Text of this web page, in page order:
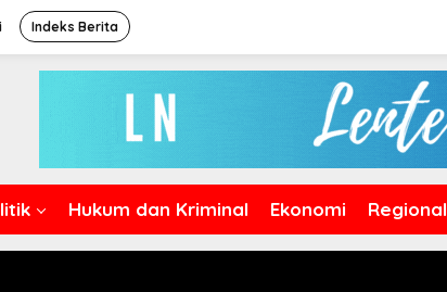
Indeks Berita
Hukum dan Kriminal Ekonomi Regional